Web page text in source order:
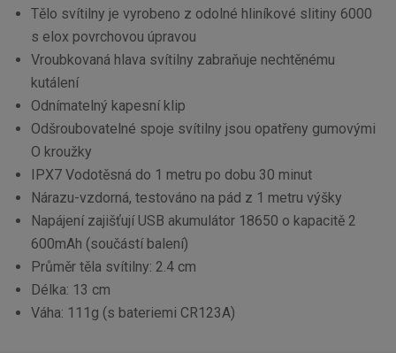
Tělo svítilny je vyrobeno z odolné hliníkové slitiny 6000
s elox povrchovou úpravou
Vroubkovaná hlava svítilny zabraňuje nechtěnému
kutálení
Odnímatelný kapesní klip
Odšroubovatelné spoje svítilny jsou opatřeny gumovými
O kroužky
IPX7 Vodotěsná do 1 metru po dobu 30 minut
Nárazu-vzdorná, testováno na pád z 1 metru výšky
Napájení zajišťují USB akumulátor 18650 o kapacitě 2
600mAh (součástí balení)
Průměr těla svítilny: 2.4 cm
Délka: 13 cm
Váha: 111g (s bateriemi CR123A)